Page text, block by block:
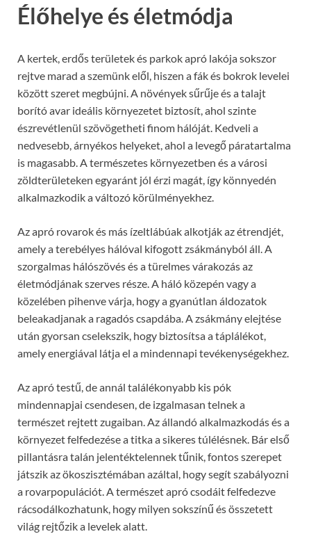
Élőhelye és életmódja
A kertek, erdős területek és parkok apró lakója sokszor
rejtve marad a szemünk elől, hiszen a fák és bokrok levelei
között szeret megbújni. A növények sűrűje és a talajt
borító avar ideális környezetet biztosít, ahol szinte
észrevétlenül szövögetheti finom hálóját. Kedveli a
nedvesebb, árnyékos helyeket, ahol a levegő páratartalma
is magasabb. A természetes környezetben és a városi
zöldterületeken egyaránt jól érzi magát, így könnyedén
alkalmazkodik a változó körülményekhez.
Az apró rovarok és más ízeltlábúak alkotják az étrendjét,
amely a terebélyes hálóval kifogott zsákmányból áll. A
szorgalmas hálószövés és a türelmes várakozás az
életmódjának szerves része. A háló közepén vagy a
közelében pihenve várja, hogy a gyanútlan áldozatok
beleakadjanak a ragadós csapdába. A zsákmány elejtése
után gyorsan cselekszik, hogy biztosítsa a táplálékot,
amely energiával látja el a mindennapi tevékenységekhez.
Az apró testű, de annál találékonyabb kis pók
mindennapjai csendesen, de izgalmasan telnek a
természet rejtett zugaiban. Az állandó alkalmazkodás és a
környezet felfedezése a titka a sikeres túlélésnek. Bár első
pillantásra talán jelentéktelennek tűnik, fontos szerepet
játszik az ökoszisztémában azáltal, hogy segít szabályozni
a rovarpopulációt. A természet apró csodáit felfedezve
rácsodálkozhatunk, hogy milyen sokszínű és összetett
világ rejtőzik a levelek alatt.